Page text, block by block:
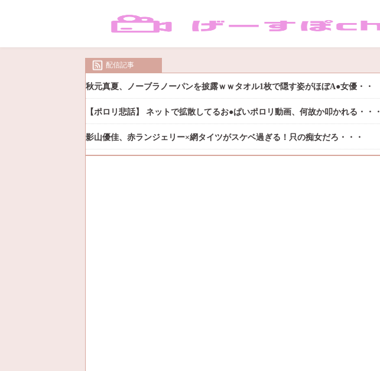
配信記事
秋元真夏、ノーブラノーパンを披露ｗｗタオル1枚で隠す姿がほぼA●女優・・
【ポロリ悲話】 ネットで拡散してるお●ぱいポロリ動画、何故か叩かれる・・・
影山優佳、赤ランジェリー×網タイツがスケベ過ぎる！只の痴女だろ・・・